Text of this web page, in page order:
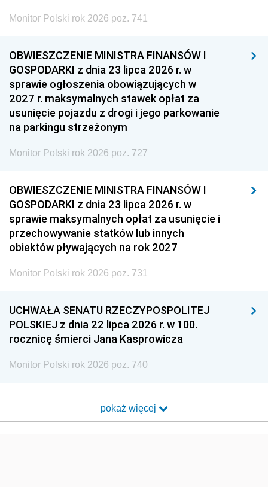
Monitor Polski rok 2026 poz. 741
OBWIESZCZENIE MINISTRA FINANSÓW I
GOSPODARKI z dnia 23 lipca 2026 r. w
sprawie ogłoszenia obowiązujących w
2027 r. maksymalnych stawek opłat za
usunięcie pojazdu z drogi i jego parkowanie
na parkingu strzeżonym
Monitor Polski rok 2026 poz. 727
OBWIESZCZENIE MINISTRA FINANSÓW I
GOSPODARKI z dnia 23 lipca 2026 r. w
sprawie maksymalnych opłat za usunięcie i
przechowywanie statków lub innych
obiektów pływających na rok 2027
Monitor Polski rok 2026 poz. 731
UCHWAŁA SENATU RZECZYPOSPOLITEJ
POLSKIEJ z dnia 22 lipca 2026 r. w 100.
rocznicę śmierci Jana Kasprowicza
Monitor Polski rok 2026 poz. 740
pokaż więcej